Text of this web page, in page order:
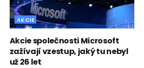
AKCIE
Akcie společnosti Microsoft
zažívají vzestup, jaký tu nebyl
už 26 let